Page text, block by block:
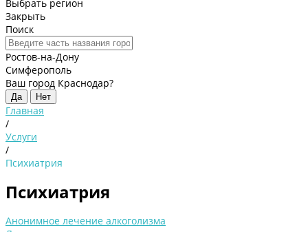
Выбрать регион
Закрыть
Поиск
Ростов-на-Дону
Симферополь
Ваш город Краснодар?
Да Нет
Главная
/
Услуги
/
Психиатрия
Психиатрия
Анонимное лечение алкоголизма